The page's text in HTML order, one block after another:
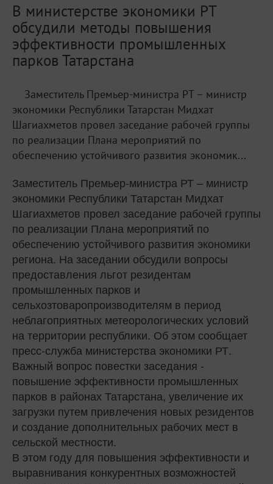
В министерстве экономики РТ
обсудили методы повышения
эффективности промышленных
парков Татарстана
Заместитель Премьер-министра РТ – министр
экономики Республики Татарстан Мидхат
Шагиахметов провел заседание рабочей группы
по реализации Плана мероприятий по
обеспечению устойчивого развития экономик...
Заместитель Премьер-министра РТ – министр
экономики Республики Татарстан Мидхат
Шагиахметов провел заседание рабочей группы
по реализации Плана мероприятий по
обеспечению устойчивого развития экономики
региона. На заседании обсудили вопросы
предоставления льгот резидентам
промышленных парков и
сельхозтоваропроизводителям в период
неблагоприятных метеорологических условий
на территории республики. Об этом сообщает
пресс-служба министерства экономики РТ.
Важный вопрос повестки заседания -
повышение эффективности промышленных
парков в районах Татарстана, увеличение их
загрузки путем привлечения новых резидентов
и создание дополнительных рабочих мест в
сельской местности.
В этом году для повышения эффективности и
выравнивания конкурентных возможностей